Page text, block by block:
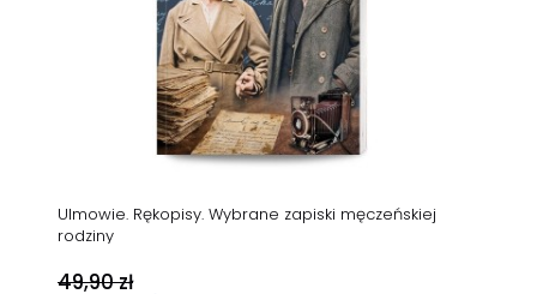
Ulmowie. Rękopisy. Wybrane zapiski męczeńskiej
rodziny
49,90 zł